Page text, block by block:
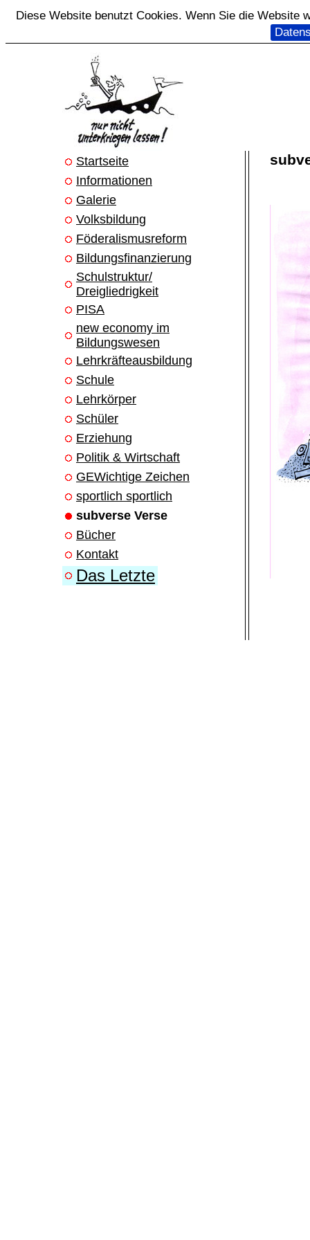
Diese Website benutzt Cookies. Wenn Sie die Website
Startseite
Informationen
Galerie
Volksbildung
Föderalismusreform
Bildungsfinanzierung
Schulstruktur/
Dreigliedrigkeit
PISA
new economy im
Bildungswesen
Lehrkräfteausbildung
Schule
Lehrkörper
Schüler
Erziehung
Politik & Wirtschaft
GEWichtige Zeichen
sportlich sportlich
subverse Verse
Bücher
Kontakt
Das Letzte